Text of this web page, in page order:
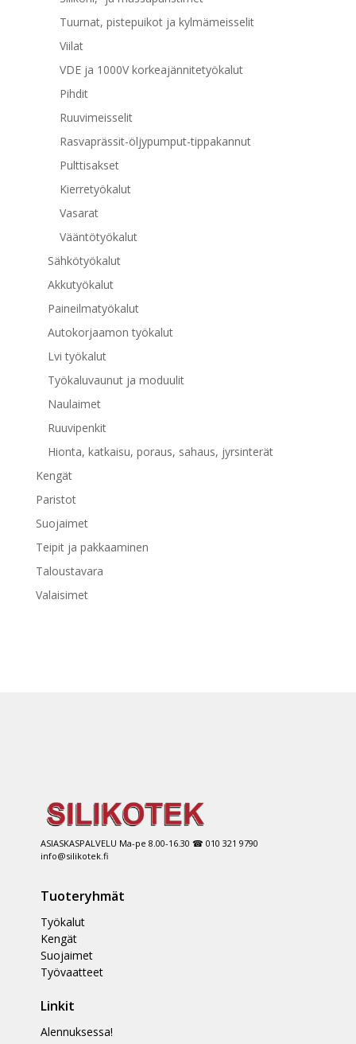
Tuurnat, pistepuikot ja kylmämeisselit
Viilat
VDE ja 1000V korkeajännitetyökalut
Pihdit
Ruuvimeisselit
Rasvaprässit-öljypumput-tippakannut
Pulttisakset
Kierretyökalut
Vasarat
Vääntötyökalut
Sähkötyökalut
Akkutyökalut
Paineilmatyökalut
Autokorjaamon työkalut
Lvi työkalut
Työkaluvaunut ja moduulit
Naulaimet
Ruuvipenkit
Hionta, katkaisu, poraus, sahaus, jyrsinterät
Kengät
Paristot
Suojaimet
Teipit ja pakkaaminen
Taloustavara
Valaisimet
ASIASKASPALVELU Ma-pe 8.00-16.30 ☎ 010 321 9790
info@silikotek.fi
Tuoteryhmät
Työkalut
Kengät
Suojaimet
Työvaatteet
Linkit
Alennuksessa!